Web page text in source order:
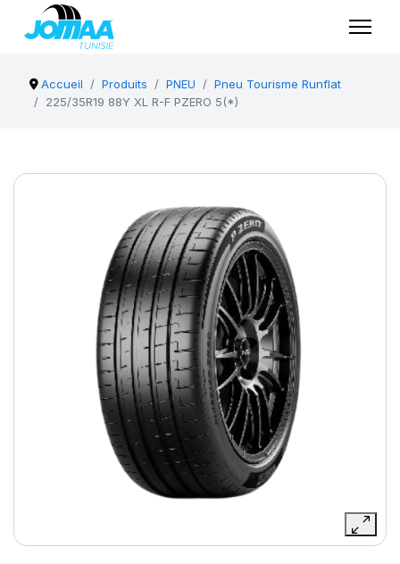
Accueil Produits PNEU
Pneu Tourisme Runflat
225/35R19 88Y XL R-F PZERO 5(*)